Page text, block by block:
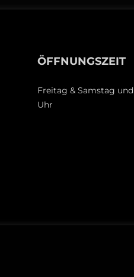
ÖFFNUNGSZEIT
Freitag & Samstag
Uhr